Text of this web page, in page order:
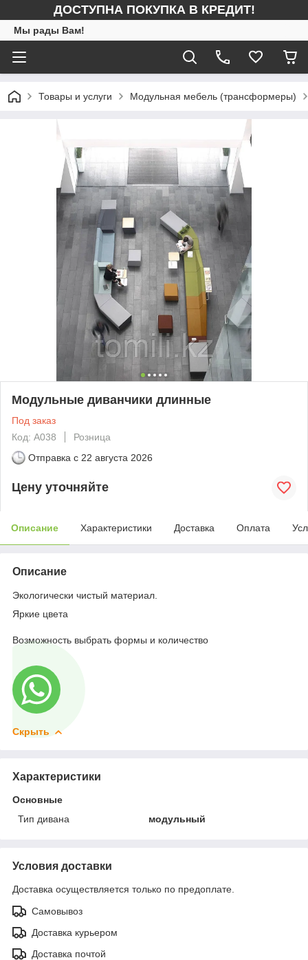
ДОСТУПНА ПОКУПКА В КРЕДИТ!
Мы рады Вам!
Товары и услуги Модульная мебель (трансформеры)
Модульные диванчики длинные
Под заказ
Код: А038
Розница
Отправка с 22 августа 2026
Цену уточняйте
Описание Характеристики Доставка Оплата
Описание
Экологически чистый материал.
Яркие цвета
Возможность выбрать формы и количество
Скрыть
Характеристики
Основные
Тип дивана
модульный
Условия доставки
Доставка осуществляется только по предоплате.
Самовывоз
Доставка курьером
Доставка почтой